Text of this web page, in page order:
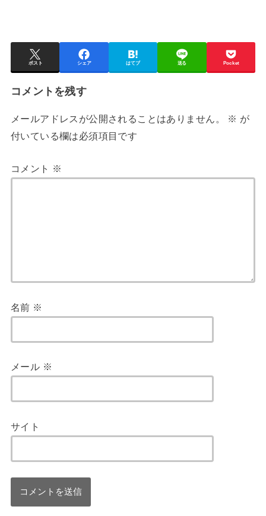
ポスト シェア はてブ 送る Pocket
コメントを残す
メールアドレスが公開されることはありません。 ※ が
付いている欄は必須項目です
コメント ※
名前 ※
メール ※
サイト